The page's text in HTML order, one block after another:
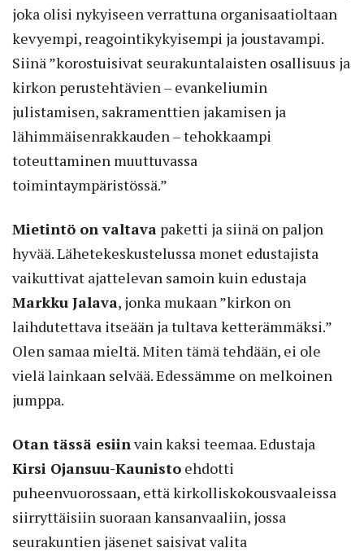
joka olisi nykyiseen verrattuna organisaatioltaan
kevyempi, reagointikykyisempi ja joustavampi.
Siinä ”korostuisivat seurakuntalaisten osallisuus ja
kirkon perustehtävien – evankeliumin
julistamisen, sakramenttien jakamisen ja
lähimmäisenrakkauden – tehokkaampi
toteuttaminen muuttuvassa
toimintaympäristössä.”
Mietintö on valtava paketti ja siinä on paljon
hyvää. Lähetekeskustelussa monet edustajista
vaikuttivat ajattelevan samoin kuin edustaja
Markku Jalava, jonka mukaan ”kirkon on
laihdutettava itseään ja tultava ketterämmäksi.”
Olen samaa mieltä. Miten tämä tehdään, ei ole
vielä lainkaan selvää. Edessämme on melkoinen
jumppa.
Otan tässä esiin vain kaksi teemaa. Edustaja
Kirsi Ojansuu-Kaunisto ehdotti
puheenvuorossaan, että kirkolliskokousvaaleissa
siirryttäisiin suoraan kansanvaaliin, jossa
seurakuntien jäsenet saisivat valita